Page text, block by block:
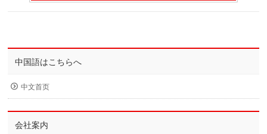
中国語はこちらへ
中文首页
会社案内